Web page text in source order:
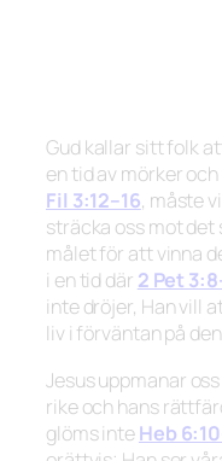
Gud kallar sitt folk
en tid av mörker
Fil 3:12–16, måste
sträcka oss mot
målet för att vinna
i en tid där 2 Pet
inte dröjer, Han vill
liv i förväntan på
Jesus uppmanar oss
rike och hans
glöms inteHeb